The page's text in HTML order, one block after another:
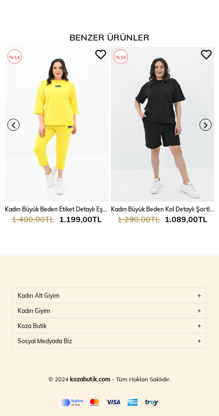
BENZER ÜRÜNLER
1.199,00TL
1.400,00TL
%14
Kadın Büyük Beden Kol Detaylı Şortlu Takım 8101-24
1.089,00TL
1.290,00TL
%16
Kadın Alt Giyim
Kadın Giyim
Koza Butik
Sosyal Medyada Biz
© 2024kozabutik.com - Tüm Hakları Saklıdır.